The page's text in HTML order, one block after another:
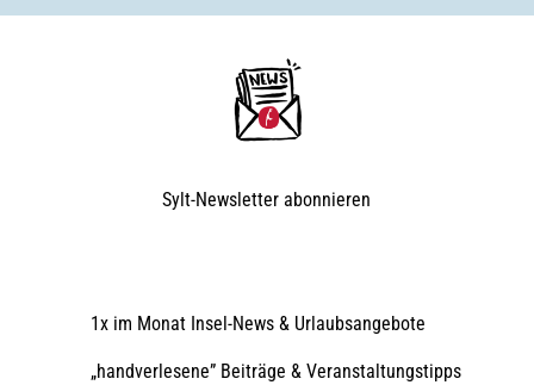
Sylt-Newsletter abonnieren
1x im Monat Insel-News & Urlaubsangebote
„handverlesene” Beiträge & Veranstaltungstipps